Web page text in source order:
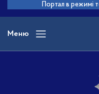
основного
вмісту
Портал в режимі
Меню